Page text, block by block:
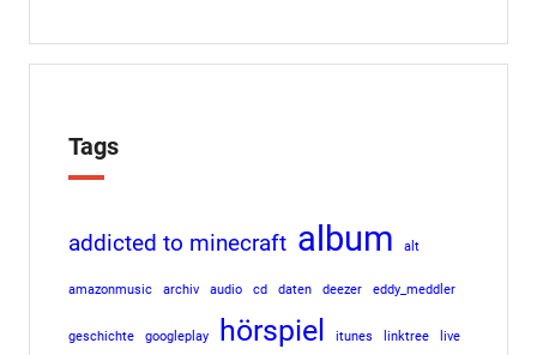
Tags
addicted to minecraft album alt
amazonmusic archiv audio cd daten deezer eddy_meddler
geschichte googleplay hörspiel itunes linktree live